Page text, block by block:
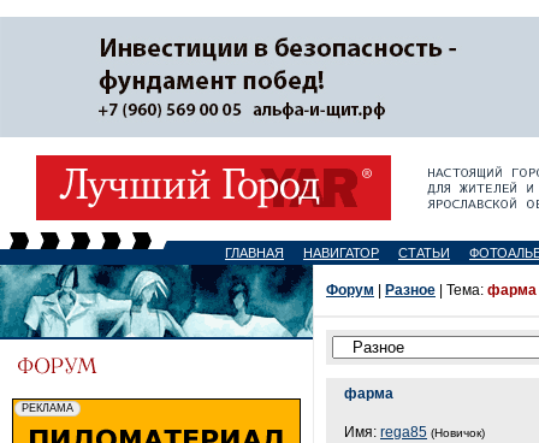
ГЛАВНАЯ НАВИГАТОР СТАТЬИ
Форум Разное | Тема: фарма
фарма
Имя: rega85 (Новичок)